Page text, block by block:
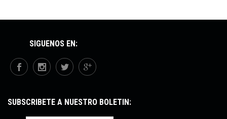
SÍGUENOS EN:
SUBSCRÍBETE A NUESTRO BOLETÍN: